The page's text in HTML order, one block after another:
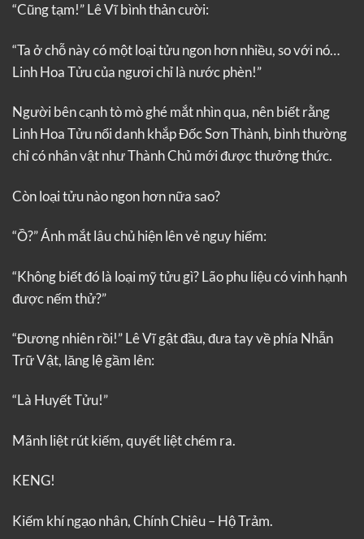
“Cũng tạm!” Lê Vĩ bình thản cười:
“Ta ở chỗ này có một loại tửu ngon hơn nhiều, so với nó…
Linh Hoa Tửu của ngươi chỉ là nước phèn!”
Người bên cạnh tò mò ghé mắt nhìn qua, nên biết rằng
Linh Hoa Tửu nổi danh khắp Đốc Sơn Thành, bình thường
chỉ có nhân vật như Thành Chủ mới được thưởng thức.
Còn loại tửu nào ngon hơn nữa sao?
“Ồ?” Ánh mắt lâu chủ hiện lên vẻ nguy hiểm:
“Không biết đó là loại mỹ tửu gì? Lão phu liệu có vinh hạnh
được nếm thử?”
“Đương nhiên rồi!” Lê Vĩ gật đầu, đưa tay về phía Nhẫn
Trữ Vật, lăng lệ gầm lên:
“Là Huyết Tửu!”
Mãnh liệt rút kiếm, quyết liệt chém ra.
KENG!
Kiếm khí ngạo nhân, Chính Chiêu – Hộ Trảm.